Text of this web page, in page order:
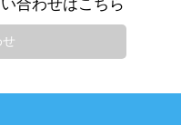
合わせはこちら
せ